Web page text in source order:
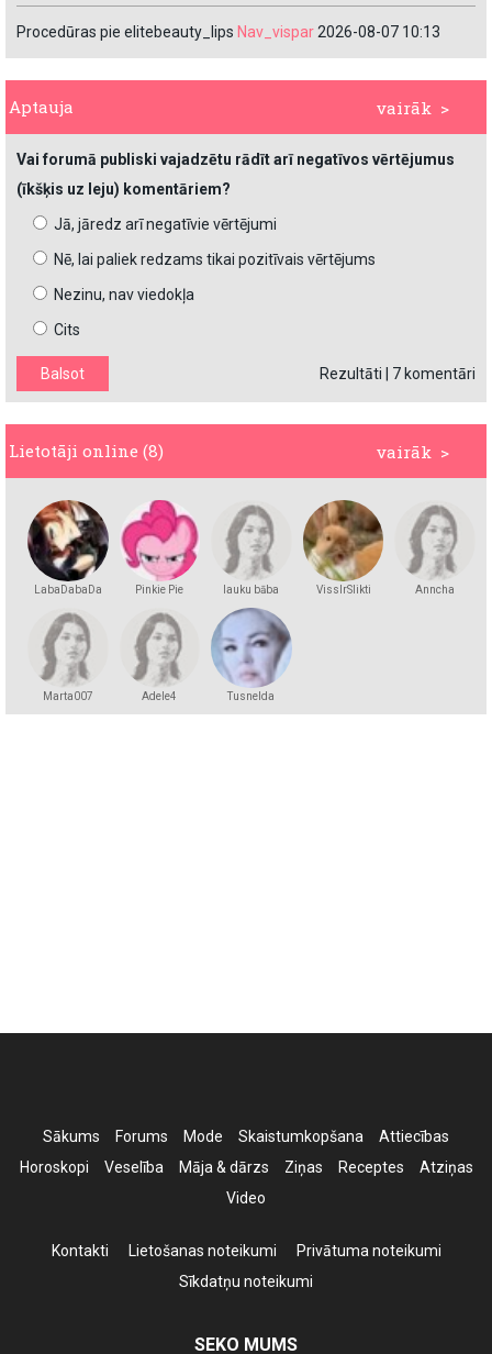
Procedūras pie elitebeauty_lips Nav_vispar2026-08-07 10:13
vairāk >
Aptauja
Vai forumā publiski vajadzētu rādīt arī negatīvos vērtējumus
(īkšķis uz leju) komentāriem?
Jā, jāredz arī negatīvie vērtējumi
Nē, lai paliek redzams tikai pozitīvais vērtējums
Nezinu, nav viedokļa
Cits
Rezultāti 7 komentāri
vairāk >
Lietotāji online (8)
LabaDabaDa Pinkie Pie lauku bāba VissIrSlikti Anncha
Marta007 Adele4 Tusnelda
Sākums Forums Mode Skaistumkopšana
Attiecības
Horoskopi
Veselība Māja & dārzs Ziņas Receptes
Atziņas
Video
Kontakti Lietošanas noteikumi
Privātuma noteikumi
Sīkdatņu noteikumi
SEKO MUMS